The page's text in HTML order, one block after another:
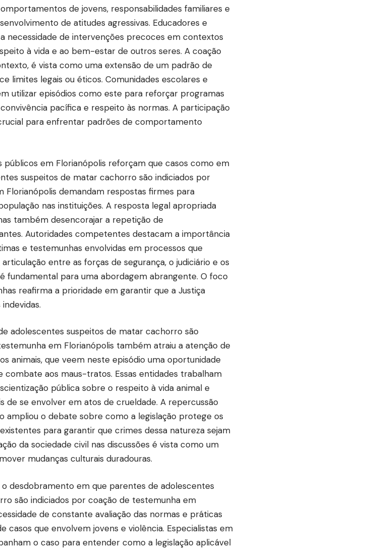
de jovens, responsabilidades familiares e
de atitudes agressivas. Educadores e
necessidade de intervenções precoces em contextos
à vida e ao bem-estar de outros seres. A coação
é vista como uma extensão de um padrão de
limites legais ou éticos. Comunidades escolares e
utilizar episódios como este para reforçar programas
pacífica e respeito às normas. A participação
para enfrentar padrões de comportamento
públicos em Florianópolis reforçam que casos como em
suspeitos de matar cachorro são indiciados por
Florianópolis demandam respostas firmes para
nas instituições. A resposta legal apropriada
também desencorajar a repetição de
Autoridades competentes destacam a importância
e testemunhas envolvidas em processos que
entre as forças de segurança, o judiciário e os
fundamental para uma abordagem abrangente. O foco
reafirma a prioridade em garantir que a Justiça
adolescentes suspeitos de matar cachorro são
em Florianópolis também atraiu a atenção de
animais, que veem neste episódio uma oportunidade
combate aos maus-tratos. Essas entidades trabalham
pública sobre o respeito à vida animal e
de se envolver em atos de crueldade. A repercussão
ampliou o debate sobre como a legislação protege os
para garantir que crimes dessa natureza sejam
da sociedade civil nas discussões é vista como um
mudanças culturais duradouras.
desdobramento em que parentes de adolescentes
são indiciados por coação de testemunha em
de constante avaliação das normas e práticas
casos que envolvem jovens e violência. Especialistas em
o caso para entender como a legislação aplicável